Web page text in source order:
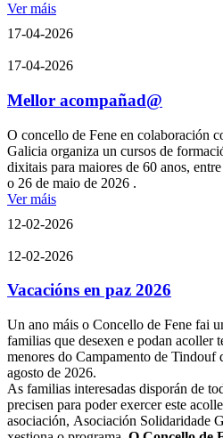
Ver máis
17-04-2026
17-04-2026
Mellor acompañad@
O concello de Fene en colaboración
Galicia organiza un cursos de
dixitais para maiores de 60 anos,
o 26 de maio de 2026 .
Ver máis
12-02-2026
12-02-2026
Vacacións en paz 2026
Un ano máis o Concello de Fene fai
familias que desexen e podan acoller
menores do Campamento de Tindouf
agosto de 2026.
As familias interesadas disporán de
precisen para poder exercer este
asociación, Asociación Solidaridade